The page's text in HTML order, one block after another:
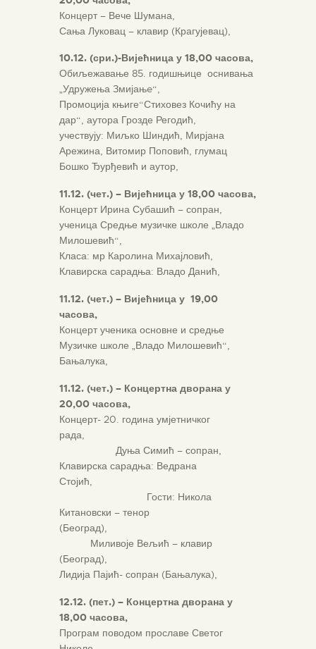
Концерт – Вече Шумана,
Сања Луковац – клавир (Крагујевац),
10.12. (сри.)-Вијећница у 18,00 часова,
Обиљежавање 85. годишњице оснивања
„Удружења Змијањe“,
Промоција књиге“Стиховез Кочићу на
дар“, аутора Грозде Регодић,
учествују: Миљко Шиндић, Мирјана
Арежина, Витомир Поповић, глумац
Бошко Ђурђевић и аутор,
11.12. (чет.) – Вијећница у 18,00 часова,
Концерт Ирина Субашић – сопран,
ученица Средње музичке школе „Владо
Милошевић“,
Класа: мр Каролина Михајловић,
Клавирска сарадња: Владо Данић,
11.12. (чет.) – Вијећница у 19,00
часова,
Концерт ученика основне и средње
Музичке школе „Владо Милошевић“,
Бањалука,
11.12. (чет.) – Концертна дворана у
20,00 часова,
Концерт- 20. година умјетничког
рада,
Дуња Симић – сопран,
Клавирска сарадња: Ведрана
Стојић,
Гости: Никола
Китановски – тенор
(Београд),
Миливоје Вељић – клавир
(Београд),
Лидија Пајић- сопран (Бањалука),
12.12. (пет.) – Концертна дворана у
18,00 часова,
Програм поводом прославе Светог